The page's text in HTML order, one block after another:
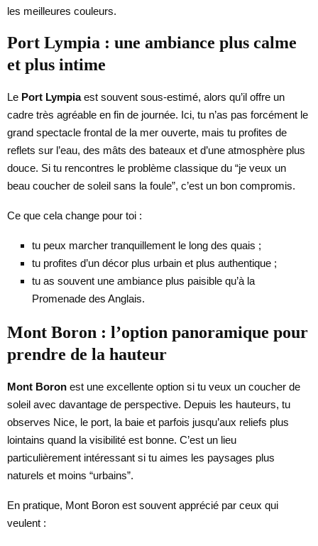
les meilleures couleurs.
Port Lympia : une ambiance plus calme
et plus intime
Le Port Lympiaest souvent sous-estimé, alors qu’il offre un
cadre très agréable en fin de journée. Ici, tu n’as pas forcément le
grand spectacle frontal de la mer ouverte, mais tu profites de
reflets sur l’eau, des mâts des bateaux et d’une atmosphère plus
douce. Si tu rencontres le problème classique du “je veux un
beau coucher de soleil sans la foule”, c’est un bon compromis.
Ce que cela change pour toi :
tu peux marcher tranquillement le long des quais ;
tu profites d’un décor plus urbain et plus authentique ;
tu as souvent une ambiance plus paisible qu’à la
Promenade des Anglais.
Mont Boron : l’option panoramique pour
prendre de la hauteur
Mont Boron est une excellente option si tu veux un coucher de
soleil avec davantage de perspective. Depuis les hauteurs, tu
observes Nice, le port, la baie et parfois jusqu’aux reliefs plus
lointains quand la visibilité est bonne. C’est un lieu
particulièrement intéressant si tu aimes les paysages plus
naturels et moins “urbains”.
En pratique, Mont Boron est souvent apprécié par ceux qui
veulent :